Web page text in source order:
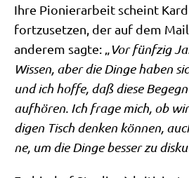
Ihre Pio­nier­ar­beit scheint
fort­zu­set­zen, der auf dem
ande­rem sag­te: „Vor fünf­zig
Wis­sen, aber die Din­ge haben
und ich hof­fe, daß die­se
auf­hö­ren. Ich fra­ge mich, ob
di­gen Tisch den­ken kön­nen,
ne, um die Din­ge bes­ser zu